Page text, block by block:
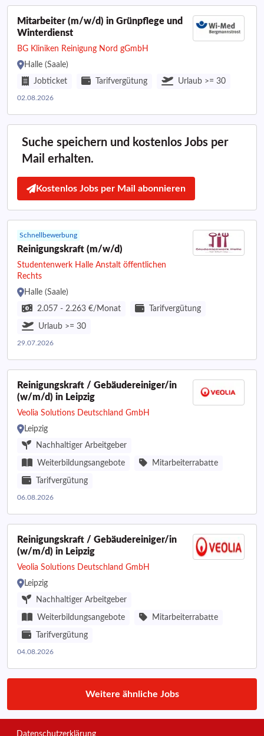
Mitarbeiter (m/w/d) in Grünpflege und
Winterdienst
BG Kliniken Reinigung Nord gGmbH
Halle (Saale)
Jobticket
Tarifvergütung Urlaub >= 30
02.08.2026
Suche speichern und kostenlos Jobs per
Mail erhalten.
Kostenlos Jobs per Mail abonnieren
Schnellbewerbung
Reinigungskraft (m/w/d)
Studentenwerk Halle Anstalt öffentlichen
Rechts
Halle (Saale)
2.057 - 2.263 €/Monat
Tarifvergütung
Urlaub >= 30
29.07.2026
Reinigungskraft / Gebäudereiniger/in
(w/m/d) in Leipzig
Veolia Solutions Deutschland GmbH
Leipzig
Nachhaltiger Arbeitgeber
Weiterbildungsangebote Mitarbeiterrabatte
Tarifvergütung
06.08.2026
Reinigungskraft / Gebäudereiniger/in
(w/m/d) in Leipzig
Veolia Solutions Deutschland GmbH
Leipzig
Nachhaltiger Arbeitgeber
Weiterbildungsangebote Mitarbeiterrabatte
Tarifvergütung
04.08.2026
Weitere ähnliche Jobs
Datenschutzerklärung